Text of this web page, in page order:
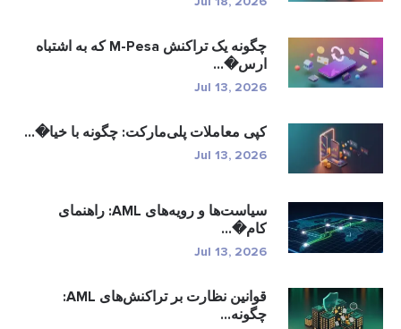
چگونه یک تراکنش M-Pesa که به اشتباه
ارس�...
Jul 13, 2026
کپی معاملات پلی‌مارکت: چگونه با خیا�...
Jul 13, 2026
سیاست‌ها و رویه‌های AML: راهنمای
کام�...
Jul 13, 2026
قوانین نظارت بر تراکنش‌های AML:
چگونه...